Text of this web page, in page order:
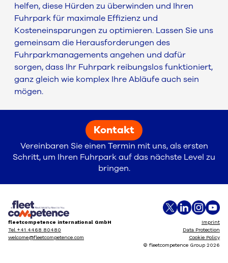
helfen, diese Hürden zu überwinden und Ihren
Fuhrpark für maximale Effizienz und
Kosteneinsparungen zu optimieren. Lassen Sie uns
gemeinsam die Herausforderungen des
Fuhrparkmanagements angehen und dafür
sorgen, dass Ihr Fuhrpark reibungslos funktioniert,
ganz gleich wie komplex Ihre Abläufe auch sein
mögen.
Kontakt
Vereinbaren Sie einen Termin mit uns, als ersten
Schritt, um Ihren Fuhrpark auf das nächste Level zu
bringen.
Imprint
Data Protection
Cookie Policy
© fleetcompetence Group 2026
fleetcompetence international GmbH
Tel +41 4468 80480
welcome@fleetcompetence.com